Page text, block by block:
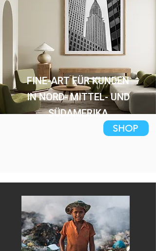
FINE-ART FÜR KUNDEN
IN NORD- MITTEL- UND
SÜDAMERIKA
SHOP